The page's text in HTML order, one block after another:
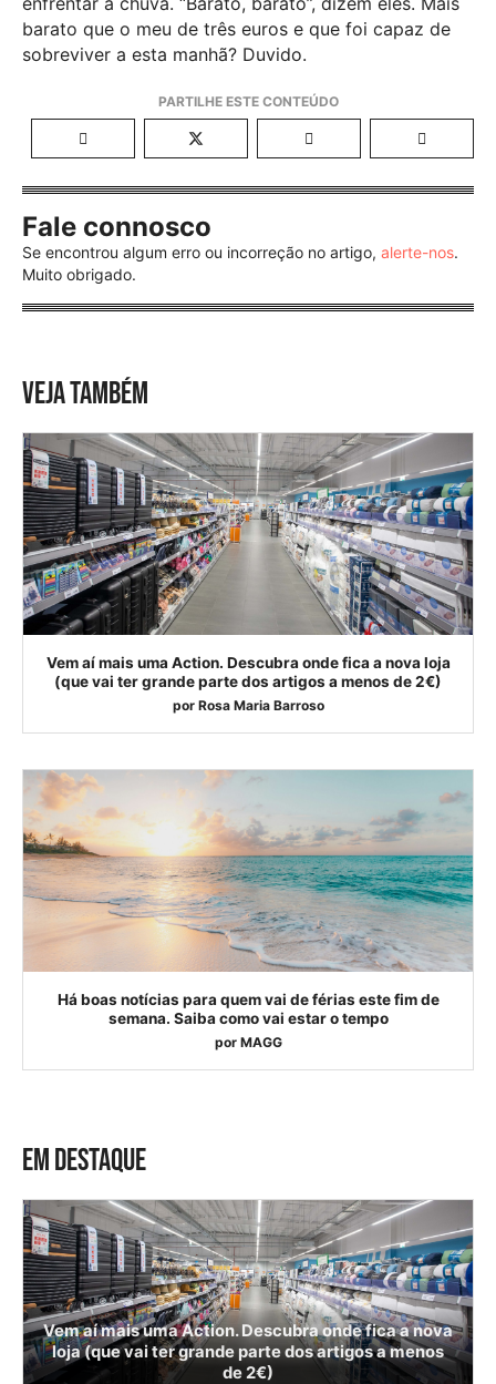
barato que o meu de três euros e que foi capaz de
sobreviver a esta manhã? Duvido.
Fale connosco
Se encontrou algum erro ou incorreção no artigo, alerte-nos.
Muito obrigado.
VEJA TAMBÉM
Vem aí mais uma Action. Descubra onde fica a nova loja
(que vai ter grande parte dos artigos a menos de 2€)
por Rosa Maria Barroso
Há boas notícias para quem vai de férias este fim de
semana. Saiba como vai estar o tempo
por MAGG
EM DESTAQUE
Vem aí mais uma Action. Descubra onde fica a nova
loja (que vai ter grande parte dos artigos a menos
de 2€)